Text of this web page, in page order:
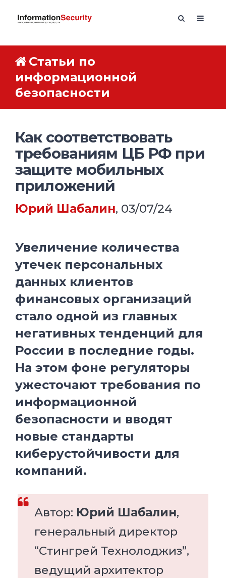
Статьи по
информационной
безопасности
Как соответствовать
требованиям ЦБ РФ при
защите мобильных
приложений
Юрий Шабалин, 03/07/24
Увеличение количества
утечек персональных
данных клиентов
финансовых организаций
стало одной из главных
негативных тенденций для
России в последние годы.
На этом фоне регуляторы
ужесточают требования по
информационной
безопасности и вводят
новые стандарты
киберустойчивости для
компаний.
Автор: Юрий Шабалин,
генеральный директор
“Стингрей Технолоджиз”,
ведущий архитектор